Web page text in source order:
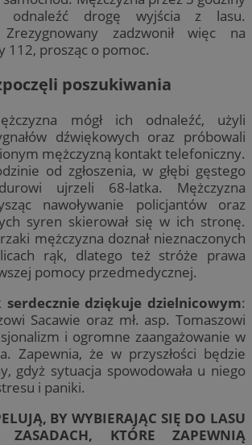
odnaleźć drogę wyjścia z lasu.
Zrezygnowany zadzwonił więc na
112, prosząc o pomoc.
poszukiwania
mógł ich odnaleźć, użyli
dźwiękowych oraz próbowali
mężczyzną kontakt telefoniczny.
od zgłoszenia, w głębi gęstego
ujrzeli 68-latka. Mężczyzna
nawoływanie policjantów oraz
syren skierował się w ich stronę.
mężczyzna doznał nieznaczonych
rąk, dlatego też stróże prawa
pomocy przedmedycznej.
serdecznie dziękuje dzielnicowym:
Sacawie oraz mł. asp. Tomaszowi
i ogromne zaangażowanie w
Zapewnia, że w przyszłości będzie
gdyż sytuacja spowodowała u niego
i paniki.
BY WYBIERAJĄC SIĘ DO LASU
KTÓRE ZAPEWNIĄ